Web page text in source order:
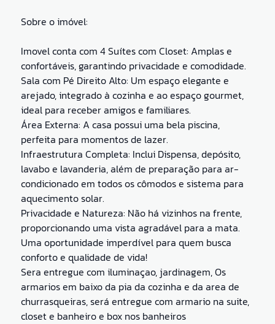
Sobre o imóvel:
Imovel conta com 4 Suítes com Closet: Amplas e
confortáveis, garantindo privacidade e comodidade.
Sala com Pé Direito Alto: Um espaço elegante e
arejado, integrado à cozinha e ao espaço gourmet,
ideal para receber amigos e familiares.
Área Externa: A casa possui uma bela piscina,
perfeita para momentos de lazer.
Infraestrutura Completa: Inclui Dispensa, depósito,
lavabo e lavanderia, além de preparação para ar-
condicionado em todos os cômodos e sistema para
aquecimento solar.
Privacidade e Natureza: Não há vizinhos na frente,
proporcionando uma vista agradável para a mata.
Uma oportunidade imperdível para quem busca
conforto e qualidade de vida!
Sera entregue com iluminaçao, jardinagem, Os
armarios em baixo da pia da cozinha e da area de
churrasqueiras, será entregue com armario na suite,
closet e banheiro e box nos banheiros